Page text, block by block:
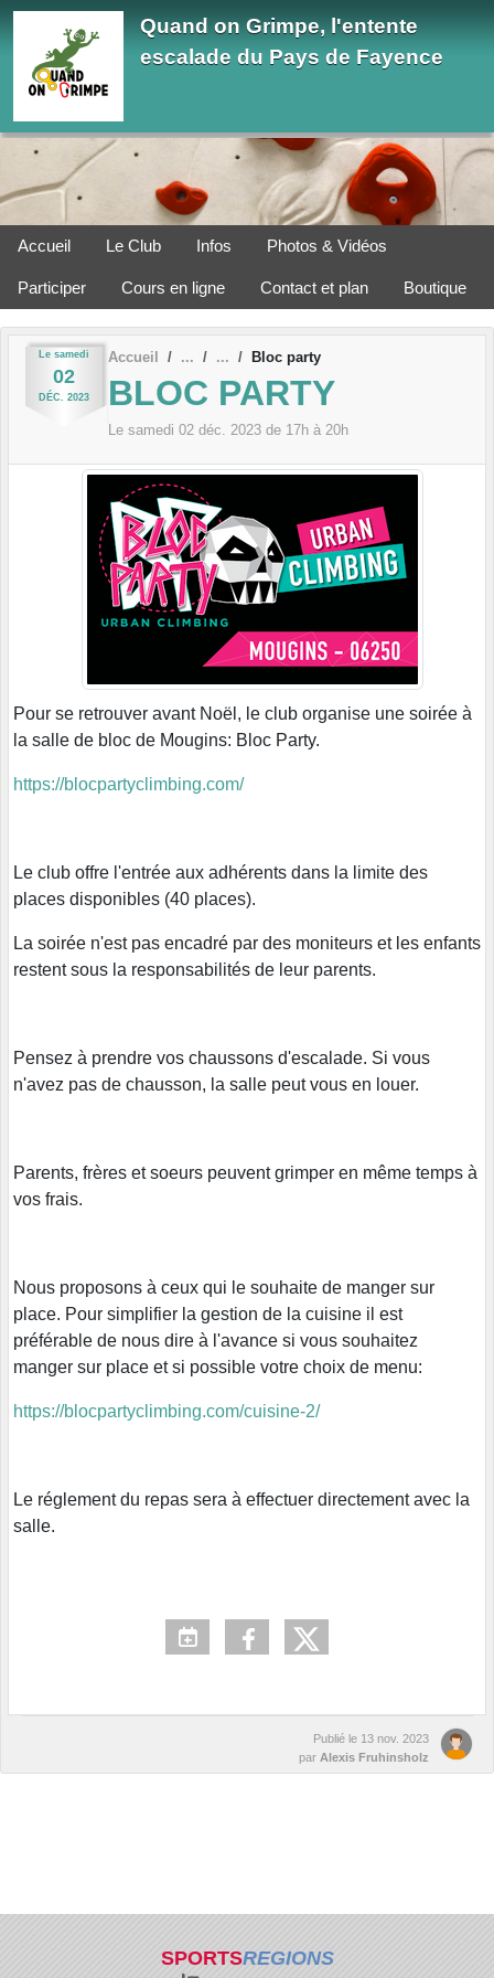
Quand on Grimpe, l'entente
escalade du Pays de Fayence
Accueil Le Club Infos Photos & Vidéos
Participer Cours en ligne Contact et plan Boutique
Le samedi
02
DÉC. 2023
Accueil Bloc party
BLOC PARTY
Le samedi 02 déc. 2023 de 17h à 20h
Pour se retrouver avant Noël, le club organise une soirée à
la salle de bloc de Mougins: Bloc Party.
https://blocpartyclimbing.com/
Le club offre l'entrée aux adhérents dans la limite des
places disponibles (40 places).
La soirée n'est pas encadré par des moniteurs et les enfants
restent sous la responsabilités de leur parents.
Pensez à prendre vos chaussons d'escalade. Si vous
n'avez pas de chausson, la salle peut vous en louer.
Parents, frères et soeurs peuvent grimper en même temps à
vos frais.
Nous proposons à ceux qui le souhaite de manger sur
place. Pour simplifier la gestion de la cuisine il est
préférable de nous dire à l'avance si vous souhaitez
manger sur place et si possible votre choix de menu:
https://blocpartyclimbing.com/cuisine-2/
Le réglement du repas sera à effectuer directement avec la
salle.
Publié le 13 nov. 2023
par Alexis Fruhinsholz
SPORTSREGIONS
Panneau de gestion des cookies